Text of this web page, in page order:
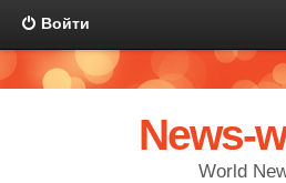
Войти
News-
World